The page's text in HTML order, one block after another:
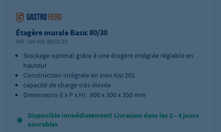
Étagère murale Basic 80/30
Réf.: GH-WB-BASIC83
Stockage optimal grâce à une étagère intégrée réglable en
hauteur
Construction intégrale en inox Aisi 201
capacité de charge très élevée
Dimensions (l x P x H) : 800 x 300 x 350 mm
Disponible immédiatement! Livraison dans les 2 - 4 jours
ouvrables